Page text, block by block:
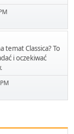
temat Classica? To
i oczekiwać